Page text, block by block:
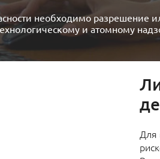
необходимо разрешение
и атомному
Для